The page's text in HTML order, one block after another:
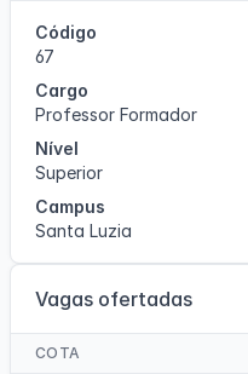
Código
67
Cargo
Professor Formador
Nível
Superior
Campus
Santa Luzia
Vagas ofertadas
COTA